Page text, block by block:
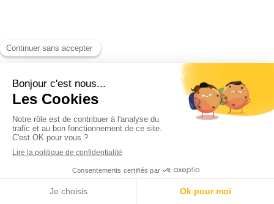
Appeler Devis gratuit